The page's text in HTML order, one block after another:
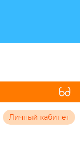
Личный кабинет